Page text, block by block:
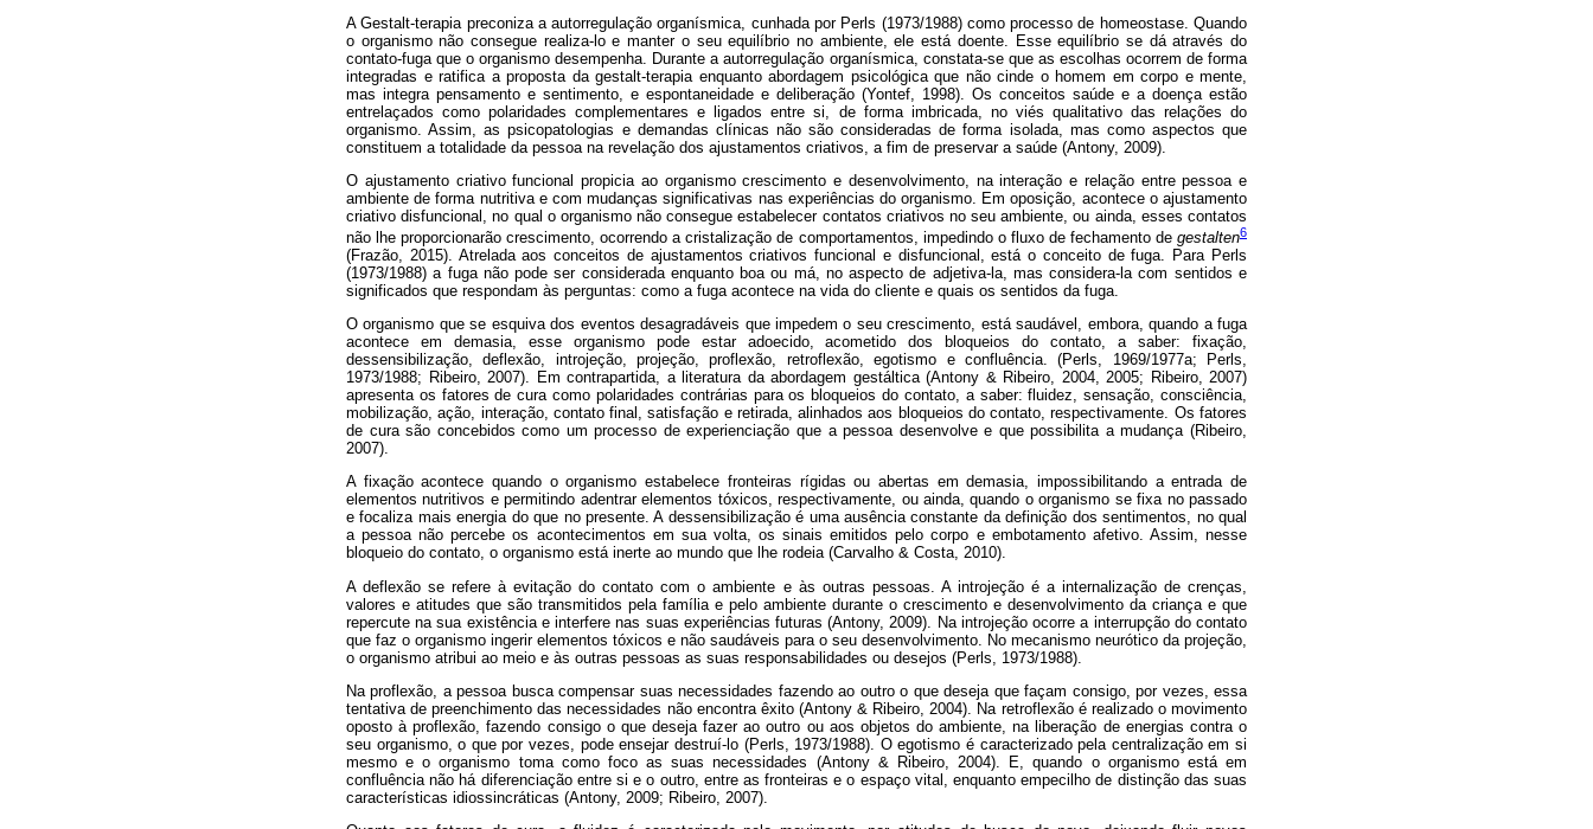
A Gestalt-terapia preconiza a autorregulação organísmica, cunhada por Perls (1973/1988) como processo de homeostase. Quando
o organismo não consegue realiza-lo e manter o seu equilíbrio no ambiente, ele está doente. Esse equilíbrio se dá através do
contato-fuga que o organismo desempenha. Durante a autorregulação organísmica, constata-se que as escolhas ocorrem de forma
integradas e ratifica a proposta da gestalt-terapia enquanto abordagem psicológica que não cinde o homem em corpo e mente,
mas integra pensamento e sentimento, e espontaneidade e deliberação (Yontef, 1998). Os conceitos saúde e a doença estão
entrelaçados como polaridades complementares e ligados entre si, de forma imbricada, no viés qualitativo das relações do
organismo. Assim, as psicopatologias e demandas clínicas não são consideradas de forma isolada, mas como aspectos que
constituem a totalidade da pessoa na revelação dos ajustamentos criativos, a fim de preservar a saúde (Antony, 2009).
O ajustamento criativo funcional propicia ao organismo crescimento e desenvolvimento, na interação e relação entre pessoa e
ambiente de forma nutritiva e com mudanças significativas nas experiências do organismo. Em oposição, acontece o ajustamento
criativo disfuncional, no qual o organismo não consegue estabelecer contatos criativos no seu ambiente, ou ainda, esses contatos
não lhe proporcionarão crescimento, ocorrendo a cristalização de comportamentos, impedindo o fluxo de fechamento de gestalten6
(Frazão, 2015). Atrelada aos conceitos de ajustamentos criativos funcional e disfuncional, está o conceito de fuga. Para Perls
(1973/1988) a fuga não pode ser considerada enquanto boa ou má, no aspecto de adjetiva-la, mas considera-la com sentidos e
significados que respondam às perguntas: como a fuga acontece na vida do cliente e quais os sentidos da fuga.
O organismo que se esquiva dos eventos desagradáveis que impedem o seu crescimento, está saudável, embora, quando a fuga
acontece em demasia, esse organismo pode estar adoecido, acometido dos bloqueios do contato, a saber: fixação,
dessensibilização, deflexão, introjeção, projeção, proflexão, retroflexão, egotismo e confluência. (Perls, 1969/1977a; Perls,
1973/1988; Ribeiro, 2007). Em contrapartida, a literatura da abordagem gestáltica (Antony & Ribeiro, 2004, 2005; Ribeiro, 2007)
apresenta os fatores de cura como polaridades contrárias para os bloqueios do contato, a saber: fluidez, sensação, consciência,
mobilização, ação, interação, contato final, satisfação e retirada, alinhados aos bloqueios do contato, respectivamente. Os fatores
de cura são concebidos como um processo de experienciação que a pessoa desenvolve e que possibilita a mudança (Ribeiro,
2007).
A fixação acontece quando o organismo estabelece fronteiras rígidas ou abertas em demasia, impossibilitando a entrada de
elementos nutritivos e permitindo adentrar elementos tóxicos, respectivamente, ou ainda, quando o organismo se fixa no passado
e focaliza mais energia do que no presente. A dessensibilização é uma ausência constante da definição dos sentimentos, no qual
a pessoa não percebe os acontecimentos em sua volta, os sinais emitidos pelo corpo e embotamento afetivo. Assim, nesse
bloqueio do contato, o organismo está inerte ao mundo que lhe rodeia (Carvalho & Costa, 2010).
A deflexão se refere à evitação do contato com o ambiente e às outras pessoas. A introjeção é a internalização de crenças,
valores e atitudes que são transmitidos pela família e pelo ambiente durante o crescimento e desenvolvimento da criança e que
repercute na sua existência e interfere nas suas experiências futuras (Antony, 2009). Na introjeção ocorre a interrupção do contato
que faz o organismo ingerir elementos tóxicos e não saudáveis para o seu desenvolvimento. No mecanismo neurótico da projeção,
o organismo atribui ao meio e às outras pessoas as suas responsabilidades ou desejos (Perls, 1973/1988)
Na proflexão, a pessoa busca compensar suas necessidades fazendo ao outro o que deseja que façam consigo, por vezes, essa
tentativa de preenchimento das necessidades não encontra êxito (Antony & Ribeiro, 2004). Na retroflexão é realizado o movimento
oposto à proflexão, fazendo consigo o que deseja fazer ao outro ou aos objetos do ambiente, na liberação de energias contra o
seu organismo, o que por vezes, pode ensejar destruí-lo (Perls, 1973/1988). O egotismo é caracterizado pela centralização em si
mesmo e o organismo toma como foco as suas necessidades (Antony & Ribeiro, 2004). E, quando o organismo está em
confluência não há diferenciação entre si e o outro, entre as fronteiras e o espaço vital, enquanto empecilho de distinção das suas
características idiossincráticas (Antony, 2009; Ribeiro, 2007).